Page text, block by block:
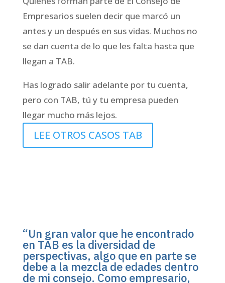
Empresarios suelen decir que marcó un
antes y un después en sus vidas. Muchos no
se dan cuenta de lo que les falta hasta que
llegan a TAB.
Has logrado salir adelante por tu cuenta,
pero con TAB, tú y tu empresa pueden
llegar mucho más lejos.
LEE OTROS CASOS TAB
“Un gran valor que he encontrado
en TAB es la diversidad de
perspectivas, algo que en parte se
debe a la mezcla de edades dentro
de mi consejo. Como empresario,